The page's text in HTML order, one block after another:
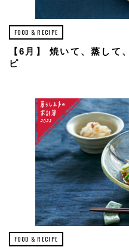
FOOD & RECIPE
【6月】 焼いて、蒸して
ピ
FOOD & RECIPE